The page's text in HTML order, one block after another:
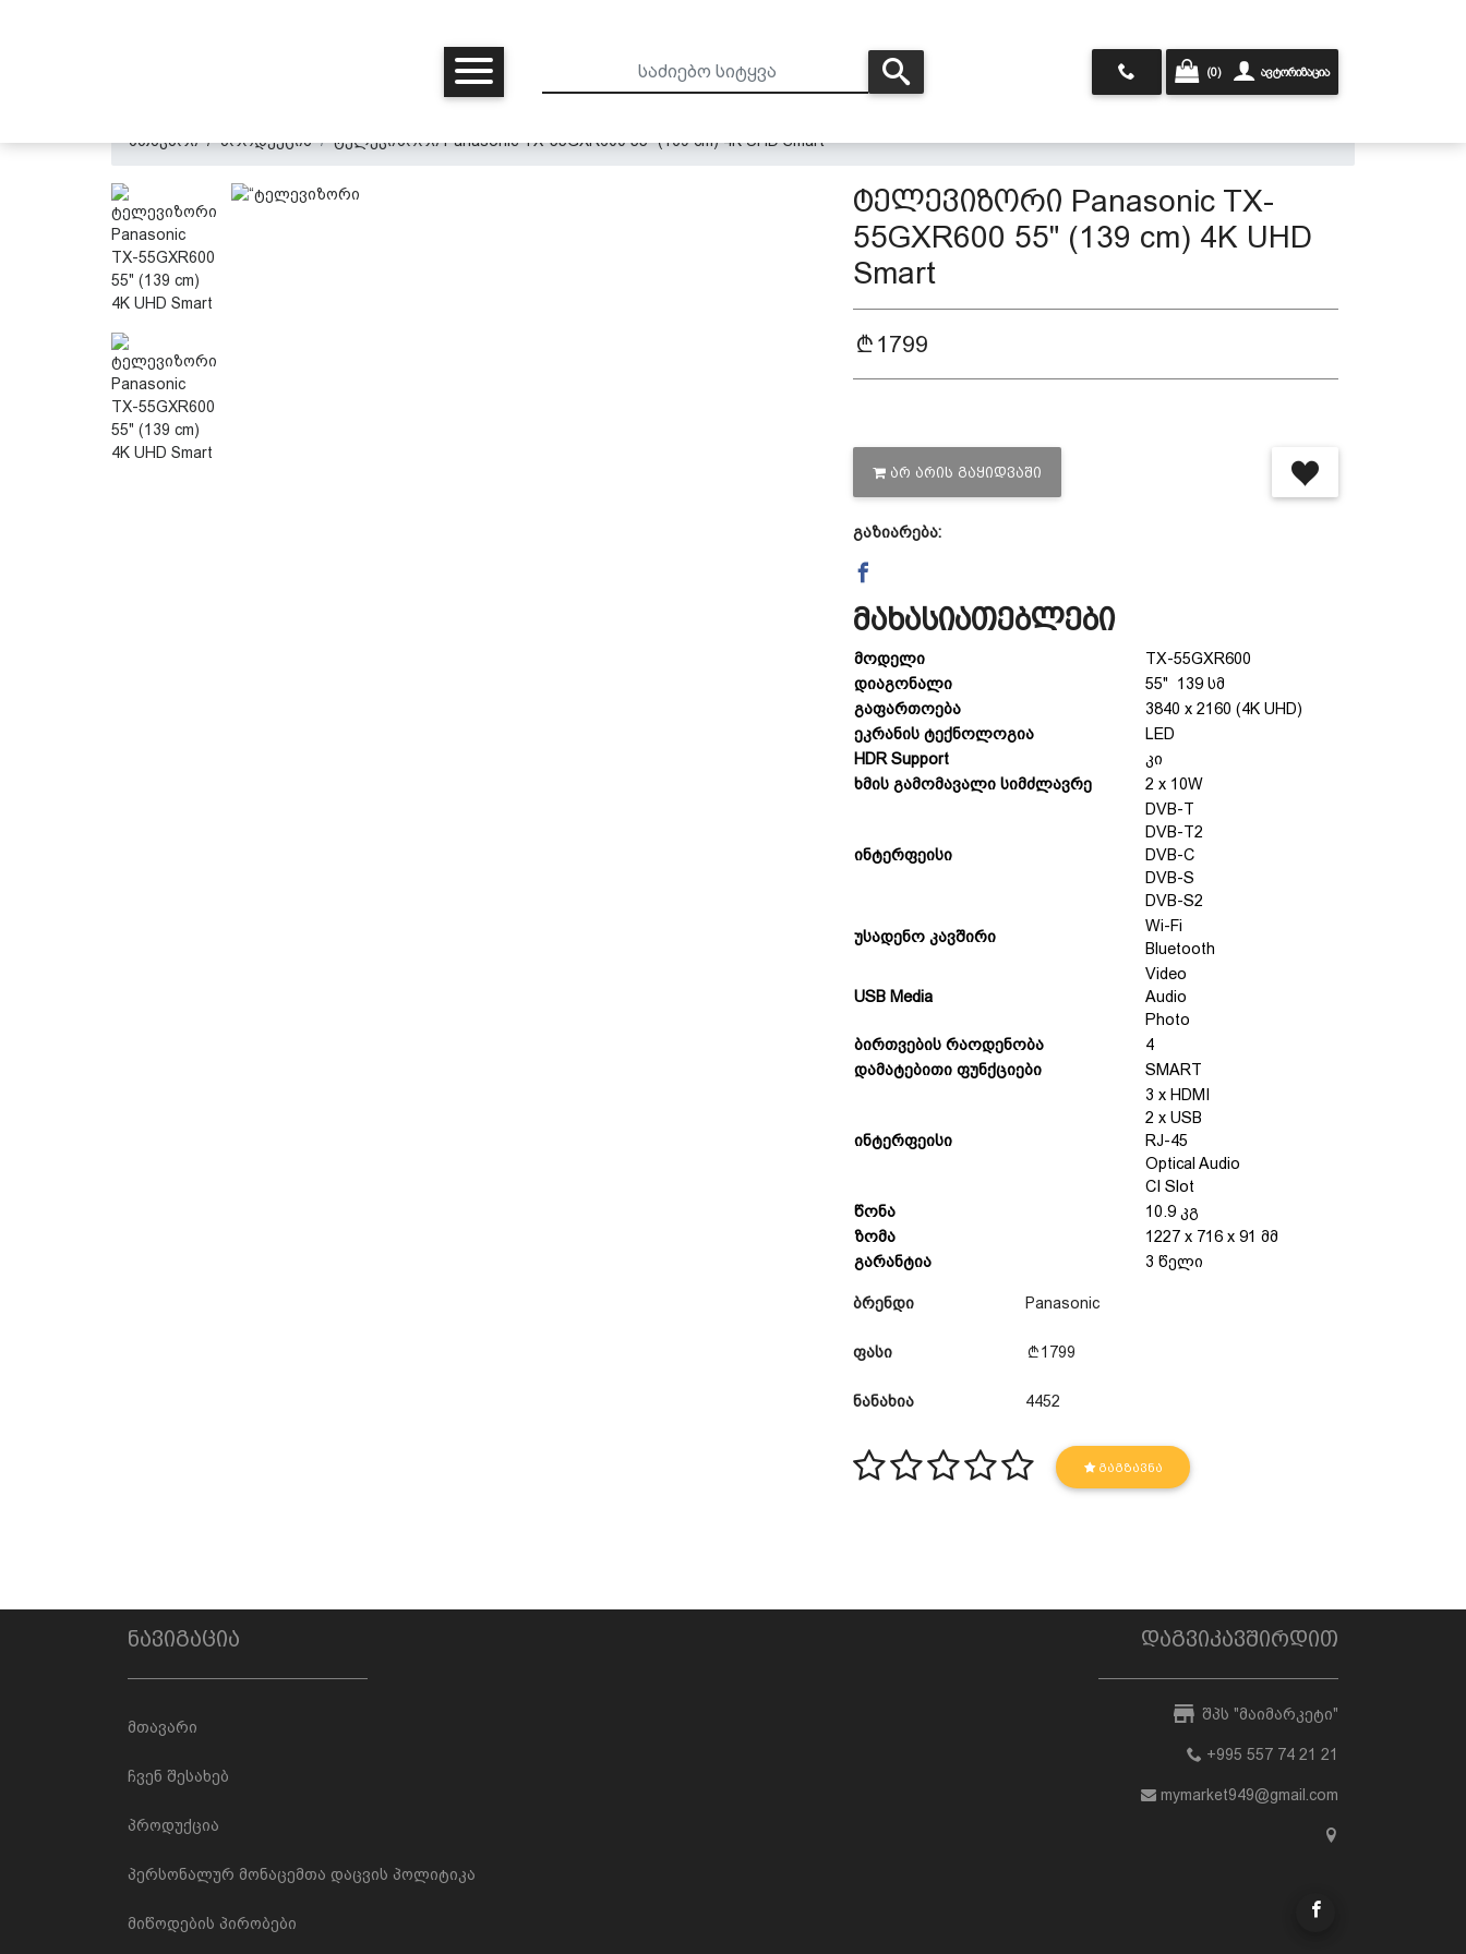
ჩვენ შესახებ
პროდუქცია
პერსონალურ მონაცემთა
(0) ავტორიზაცია
მთავარი პროდუქცია ტელევიზორი Panasonic TX-55GXR600 55" (139 cm) 4K UHD Smart
ტელევიზორი Panasonic TX-
55GXR600 55" (139 cm) 4K UHD
Smart
1799
ᲐᲠ ᲐᲠᲘᲡ ᲒᲐᲧᲘᲓᲕᲐᲨᲘ
გაზიარება:
მახასიათებლები
მოდელი
TX-55GXR600
დიაგონალი
55" 139 სმ
გაფართოება
3840 x 2160 (4K UHD)
ეკრანის ტექნოლოგია
LED
HDR Support
კი
ხმის გამომავალი სიმძლავრე
2 x 10W
ინტერფეისი
DVB-T
DVB-T2
DVB-С
DVB-S
DVB-S2
უსადენო კავშირი
Wi-Fi
Bluetooth
USB Media
Video
Audio
Photo
ბირთვების რაოდენობა
4
დამატებითი ფუნქციები
SMART
ინტერფეისი
3 x HDMI
2 x USB
RJ-45
Optical Audio
CI Slot
წონა
10.9 კგ
ზომა
1227 x 716 x 91 მმ
გარანტია
3 წელი
ბრენდი Panasonic
ფასი 1799
ნანახია 4452
ᲒᲐᲒᲖᲐᲕᲜᲐ
ნავიგაცია
მთავარი
ჩვენ შესახებ
პროდუქცია
პერსონალურ მონაცემთა დაცვის პოლიტიკა
მიწოდების პირობები
დაგვიკავშირდით
შპს "მაიმარკეტი"
+995 557 74 21 21
mymarket949@gmail.com